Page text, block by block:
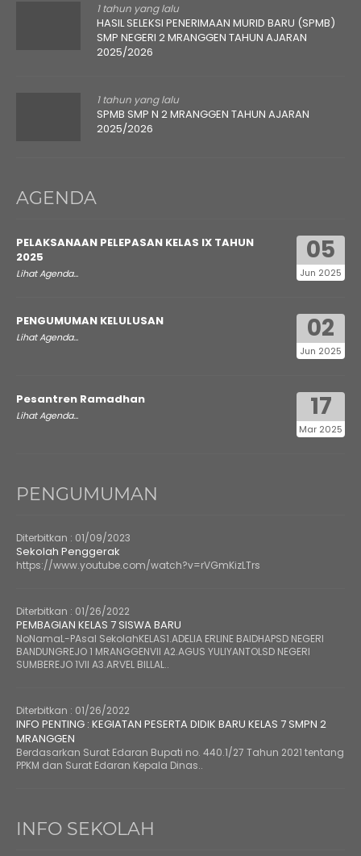
1 tahun yang lalu
HASIL SELEKSI PENERIMAAN MURID BARU (SPMB)
SMP NEGERI 2 MRANGGEN TAHUN AJARAN
2025/2026
1 tahun yang lalu
SPMB SMP N 2 MRANGGEN TAHUN AJARAN
2025/2026
AGENDA
05
Jun 2025
PELAKSANAAN PELEPASAN KELAS IX TAHUN
2025
Lihat Agenda...
02
Jun 2025
PENGUMUMAN KELULUSAN
Lihat Agenda...
17
Mar 2025
Pesantren Ramadhan
Lihat Agenda...
PENGUMUMAN
Diterbitkan : 01/09/2023
Sekolah Penggerak
https://www.youtube.com/watch?v=rVGmKizLTrs
Diterbitkan : 01/26/2022
PEMBAGIAN KELAS 7 SISWA BARU
NoNamaL-PAsal SekolahKELAS1.ADELIA ERLINE BAIDHAPSD NEGERI
BANDUNGREJO 1 MRANGGENVII A2.AGUS YULIYANTOLSD NEGERI
SUMBEREJO 1VII A3.ARVEL BILLAL..
Diterbitkan : 01/26/2022
INFO PENTING : KEGIATAN PESERTA DIDIK BARU KELAS 7 SMPN 2
MRANGGEN
Berdasarkan Surat Edaran Bupati no. 440.1/27 Tahun 2021 tentang
PPKM dan Surat Edaran Kepala Dinas..
INFO SEKOLAH